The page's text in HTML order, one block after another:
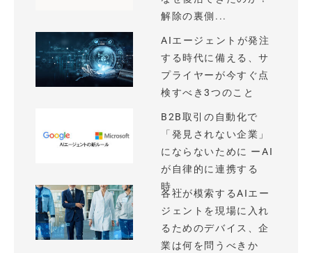
解除の裏側...
AIエージェントが発注
する時代に備える、サ
プライヤーが今すぐ点
検すべき3つのこと
B2B取引の自動化で
「発見されない企業」
にならないために ーAI
が自律的に連携する
時...
各社が模索するAIエー
ジェントを現場に入れ
るためのデバイス、企
業は何を問うべきか